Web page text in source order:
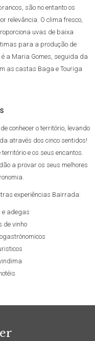
são no entanto os
relevância. O clima fresco,
uvas de baixa
para a produção de
a Maria Gomes, seguida da
as castas Baga e Touriga
conhecer o território, levando
através dos cinco sentidos!
e os seus encantos.
a provar os seus melhores
experiências Bairrada:
e adegas
de vinho